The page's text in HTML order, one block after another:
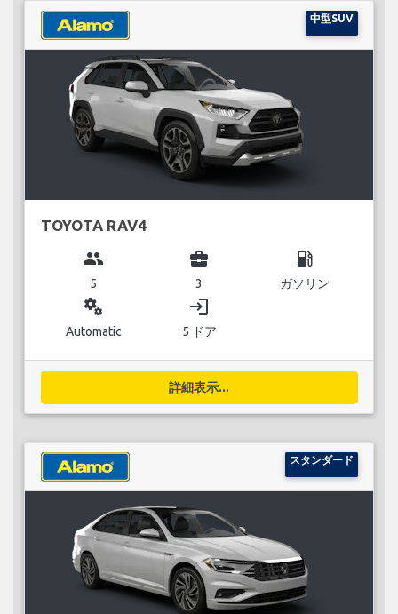
中型SUV
TOYOTA RAV4
group
5
business_center
3
local_gas_station
ガソリン
miscellaneous_services
Automatic
login
5 ドア
詳細表示...
スタンダード